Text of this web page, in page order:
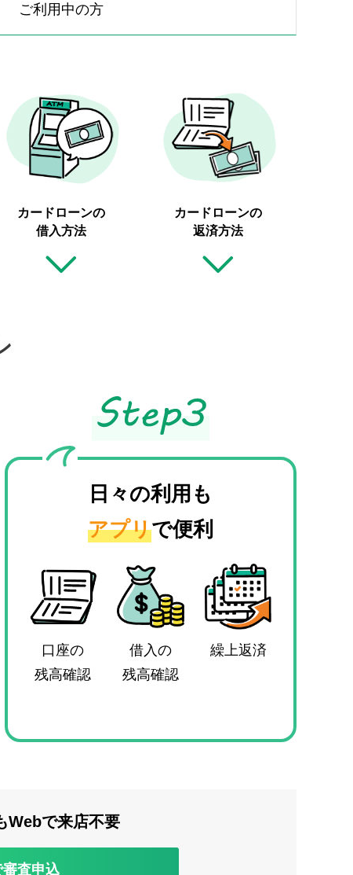
ご利用中の方
カードローンの
借入方法
カードローンの
返済方法
日々の利用も
アプリで便利
口座の
残高確認
借入の
残高確認
繰上返済
Webで来店不要
査申込